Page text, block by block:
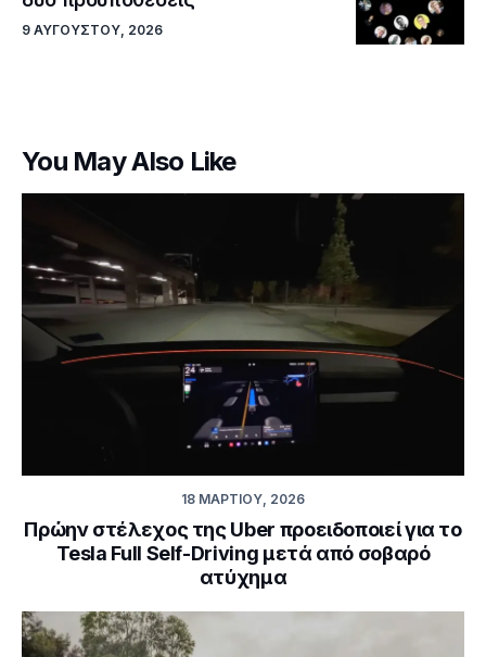
9 ΑΥΓΟΎΣΤΟΥ, 2026
You May Also Like
18 ΜΑΡΤΊΟΥ, 2026
Πρώην στέλεχος της Uber προειδοποιεί για το
Tesla Full Self-Driving μετά από σοβαρό
ατύχημα